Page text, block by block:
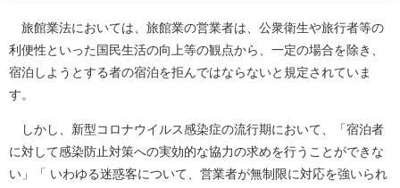
旅館業法においては、旅館業の営業者は、公衆衛生や旅行者等の
利便性といった国民生活の向上等の観点から、一定の場合を除き、
宿泊しようとする者の宿泊を拒んではならないと規定されていま
す。
しかし、新型コロナウイルス感染症の流行期において、「宿泊者
に対して感染防止対策への実効的な協力の求めを行うことができな
い」「 いわゆる迷惑客について、営業者が無制限に対応を強いられ